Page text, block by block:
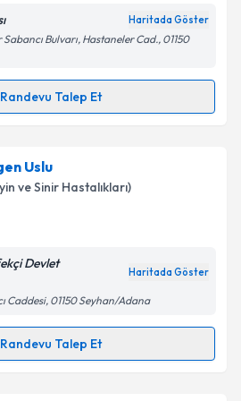
işlenmesine ilişkin
ve kişisel verilerimin belirtilen
Talebini Gönder
Haritada Göster
Bulvarı, Hastaneler Cad., 01150
Randevu Talep Et
Talebi
için randevu takvimi talebi
randevu almanız için bir
e-posta ile bilgilendireceğiz.
işlenmesine ilişkinAydınlatma
ve kişisel verilerimin belirtilen
kabul ediyorum.
Uslu
ve Sinir Hastalıkları)
Devlet
Haritada Göster
Caddesi, 01150 Seyhan/Adana
Randevu Talep Et
Talebi